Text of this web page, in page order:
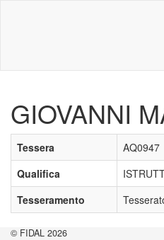
GIOVANNI
Tessera
AQ0947
Qualifica
Tesseramento
© FIDAL 2026